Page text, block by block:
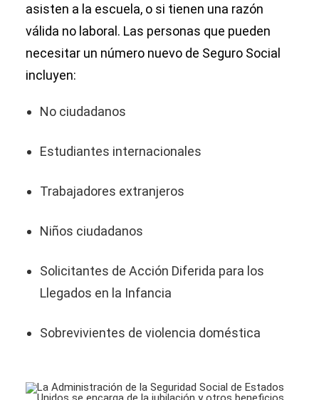
asisten a la escuela, o si tienen una razón
válida no laboral. Las personas que pueden
necesitar un número nuevo de Seguro Social
incluyen:
No ciudadanos
Estudiantes internacionales
Trabajadores extranjeros
Niños ciudadanos
Solicitantes de Acción Diferida para los
Llegados en la Infancia
Sobrevivientes de violencia doméstica